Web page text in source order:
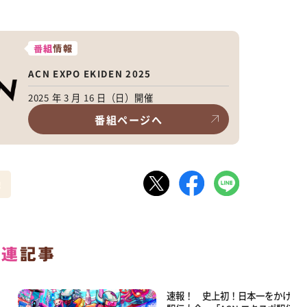
番組情報
ACN EXPO EKIDEN 2025
2025 年 3 月 16 日（日）開催
番組ページへ
速報！ 史上初！日本一をか